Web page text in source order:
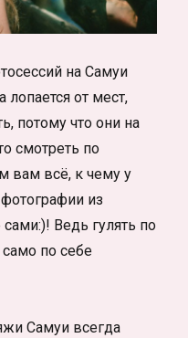
на Самуи
от мест,
потому что они на
смотреть по
вам всё, к чему у
из
Ведь гулять по
само по себе
Самуи всегда